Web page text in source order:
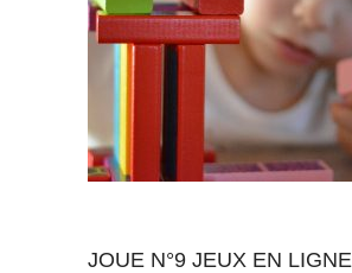
JOUE N°9 JEUX EN LIGNE